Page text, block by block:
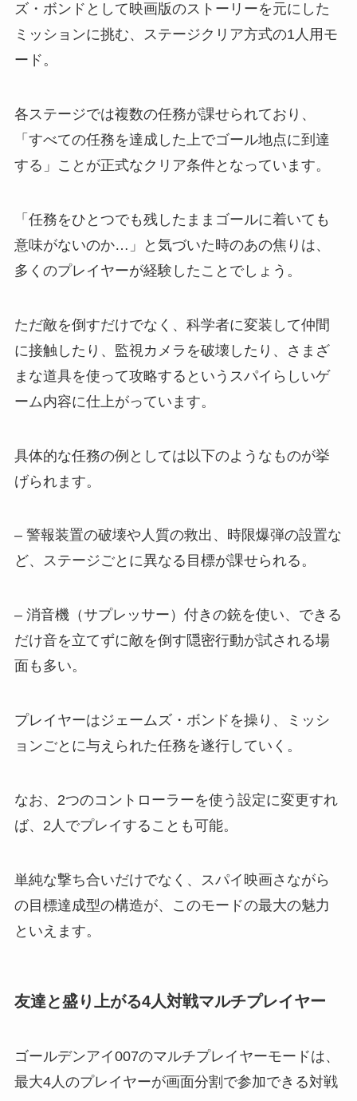
ズ・ボンドとして映画版のストーリーを元にした
ミッションに挑む、ステージクリア方式の1人用モ
ード。
各ステージでは複数の任務が課せられており、
「すべての任務を達成した上でゴール地点に到達
する」ことが正式なクリア条件となっています。
「任務をひとつでも残したままゴールに着いても
意味がないのか…」と気づいた時のあの焦りは、
多くのプレイヤーが経験したことでしょう。
ただ敵を倒すだけでなく、科学者に変装して仲間
に接触したり、監視カメラを破壊したり、さまざ
まな道具を使って攻略するというスパイらしいゲ
ーム内容に仕上がっています。
具体的な任務の例としては以下のようなものが挙
げられます。
– 警報装置の破壊や人質の救出、時限爆弾の設置な
ど、ステージごとに異なる目標が課せられる。
– 消音機（サプレッサー）付きの銃を使い、できる
だけ音を立てずに敵を倒す隠密行動が試される場
面も多い。
プレイヤーはジェームズ・ボンドを操り、ミッシ
ョンごとに与えられた任務を遂行していく。
なお、2つのコントローラーを使う設定に変更すれ
ば、2人でプレイすることも可能。
単純な撃ち合いだけでなく、スパイ映画さながら
の目標達成型の構造が、このモードの最大の魅力
といえます。
友達と盛り上がる4人対戦マルチプレイヤー
ゴールデンアイ007のマルチプレイヤーモードは、
最大4人のプレイヤーが画面分割で参加できる対戦